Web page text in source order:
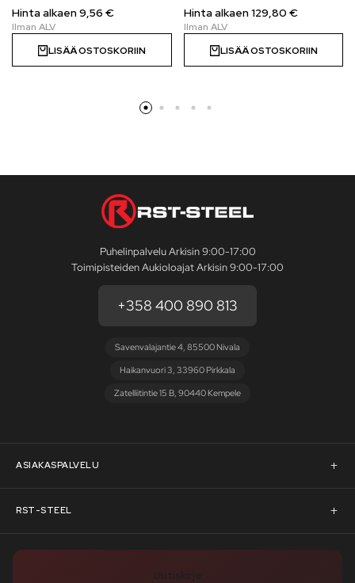
Hinta alkaen 9,56 €
LISÄÄ OSTOSKORIIN
Hinta alkaen 129,80 €
LISÄÄ OSTOSKORIIN
Puhelinpalvelu Arkisin 9:00-17:00
Toimipisteiden Aukioloajat Arkisin 9:00-17:00
+358 400 890 813
Savenvalajantie 4, 85500 Nivala
Haikanvuori 3, 33960 Pirkkala
Zatelliitintie 15 B, 90440 Kempele
ASIAKASPALVELU
Asiakaspalvelu
Pyydä tarjous
RST-STEEL
RST-Steelin tarina
Uutiskirje